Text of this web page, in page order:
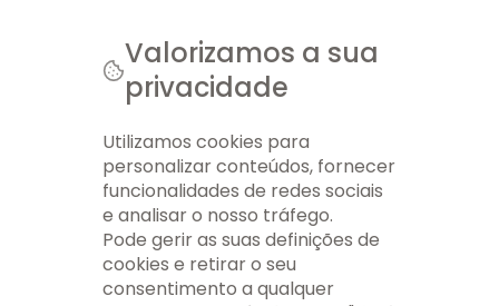
Notícias
Está a
acontecer...
Arquivo
Newsletters
Formação
eContent
© 2026 AEMT. TODOS OS DIREITOS RESERVADOS.
FICHA TÉCNICA
Valorizamos a sua
privacidade
Utilizamos cookies para
personalizar conteúdos, fornecer
funcionalidades de redes sociais
e analisar o nosso tráfego.
Pode gerir as suas definições de
cookies e retirar o seu
consentimento a qualquer